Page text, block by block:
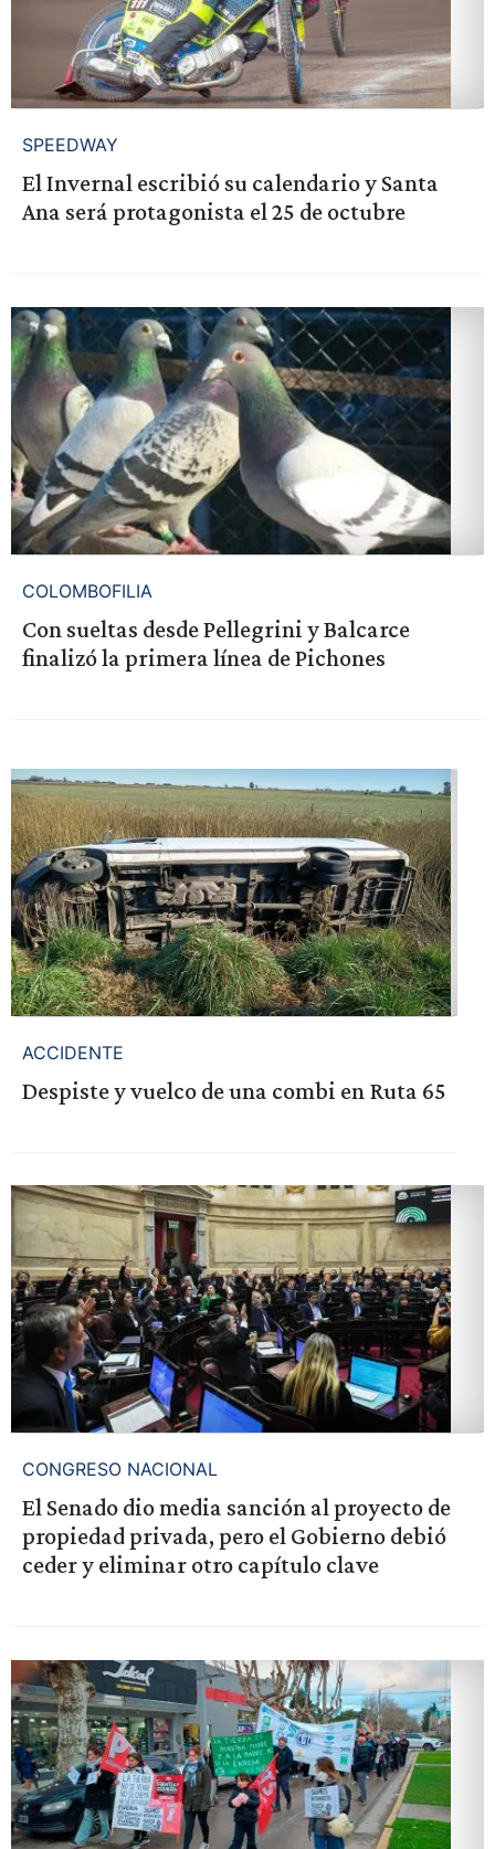
SPEEDWAY
El Invernal escribió su calendario y Santa
Ana será protagonista el 25 de octubre
COLOMBOFILIA
Con sueltas desde Pellegrini y Balcarce
finalizó la primera línea de Pichones
ACCIDENTE
Despiste y vuelco de una combi en Ruta 65
CONGRESO NACIONAL
El Senado dio media sanción al proyecto de
propiedad privada, pero el Gobierno debió
ceder y eliminar otro capítulo clave